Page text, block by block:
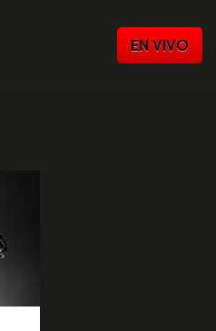
EN VIVO